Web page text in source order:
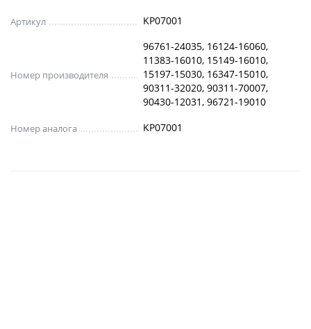
Артикул KP07001
Номер производителя
96761-24035, 16124-16060,
11383-16010, 15149-16010,
15197-15030, 16347-15010,
90311-32020, 90311-70007,
90430-12031, 96721-19010
Номер аналога KP07001